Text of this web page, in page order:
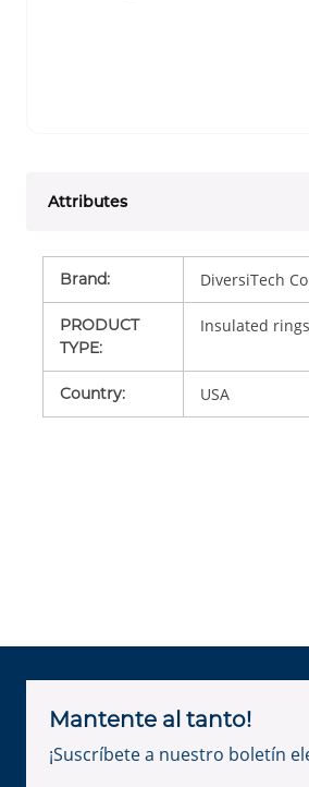
Attributes
Brand: DiversiTech
PRODUCT
TYPE:
Insulated rings
Country: USA
Mantente al tanto!
¡Suscríbete a nuestro boletín